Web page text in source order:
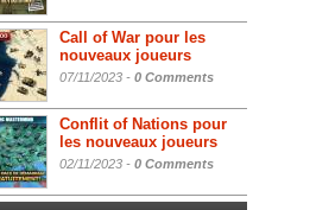
Call of War pour les
nouveaux joueurs
07/11/2023 - 0 Comments
Conflit of Nations pour
les nouveaux joueurs
02/11/2023 - 0 Comments